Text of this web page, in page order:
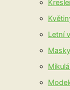
Letní